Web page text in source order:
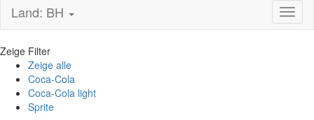
Land: BH
Zeige Filter
Zeige alle
Coca-Cola
Coca-Cola light
Sprite